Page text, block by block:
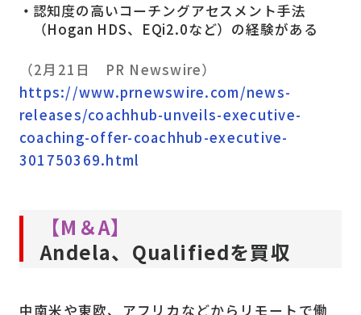
認知度の高いコーチングアセスメント手法
（Hogan HDS、EQi2.0など）の経験がある
（2月21日 PR Newswire）
https://www.prnewswire.com/news-
releases/coachhub-unveils-executive-
coaching-offer-coachhub-executive-
301750369.html
【M＆A】
Andela、Qualifiedを買収
中南米や東欧、アフリカなどからリモートで働